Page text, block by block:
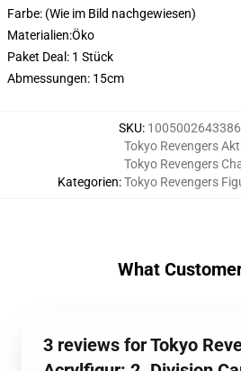
Farbe: (Wie im Bild nachgewiesen)
Materialien:Öko
Paket Deal: 1 Stück
Abmessungen: 15cm
SKU:
Kategorien:
Tokyo Revengers
Tokyo Revengers
Tokyo Revengers
What
3 reviews for Tokyo